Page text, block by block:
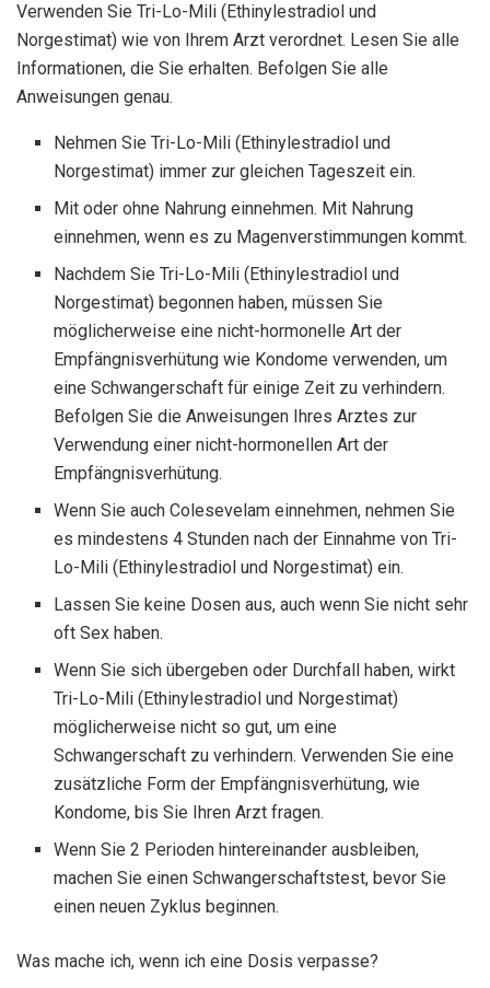
Verwenden Sie Tri-Lo-Mili (Ethinylestradiol und
Norgestimat) wie von Ihrem Arzt verordnet. Lesen Sie alle
Informationen, die Sie erhalten. Befolgen Sie alle
Anweisungen genau.
Nehmen Sie Tri-Lo-Mili (Ethinylestradiol und
Norgestimat) immer zur gleichen Tageszeit ein.
Mit oder ohne Nahrung einnehmen. Mit Nahrung
einnehmen, wenn es zu Magenverstimmungen kommt.
Nachdem Sie Tri-Lo-Mili (Ethinylestradiol und
Norgestimat) begonnen haben, müssen Sie
möglicherweise eine nicht-hormonelle Art der
Empfängnisverhütung wie Kondome verwenden, um
eine Schwangerschaft für einige Zeit zu verhindern.
Befolgen Sie die Anweisungen Ihres Arztes zur
Verwendung einer nicht-hormonellen Art der
Empfängnisverhütung.
Wenn Sie auch Colesevelam einnehmen, nehmen Sie
es mindestens 4 Stunden nach der Einnahme von Tri-
Lo-Mili (Ethinylestradiol und Norgestimat) ein.
Lassen Sie keine Dosen aus, auch wenn Sie nicht sehr
oft Sex haben.
Wenn Sie sich übergeben oder Durchfall haben, wirkt
Tri-Lo-Mili (Ethinylestradiol und Norgestimat)
möglicherweise nicht so gut, um eine
Schwangerschaft zu verhindern. Verwenden Sie eine
zusätzliche Form der Empfängnisverhütung, wie
Kondome, bis Sie Ihren Arzt fragen.
Wenn Sie 2 Perioden hintereinander ausbleiben,
machen Sie einen Schwangerschaftstest, bevor Sie
einen neuen Zyklus beginnen.
Was mache ich, wenn ich eine Dosis verpasse?